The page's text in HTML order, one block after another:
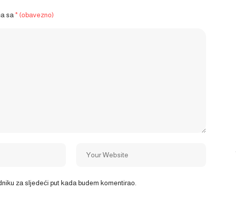
sa * (obavezno)
za sljedeći put kada budem komentirao.